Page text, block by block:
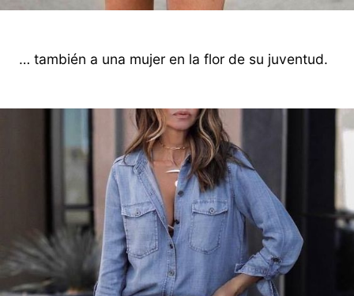
… también a una mujer en la flor de su juventud.